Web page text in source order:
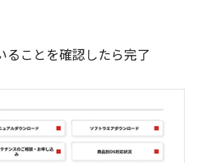
ることを確認したら完了